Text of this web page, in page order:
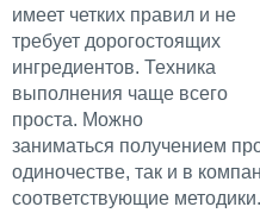
имеет четких правил и не
требует дорогостоящих
ингредиентов. Техника
выполнения чаще всего
проста. Можно
заниматься получением
одиночестве, так и в
соответствующие методики.